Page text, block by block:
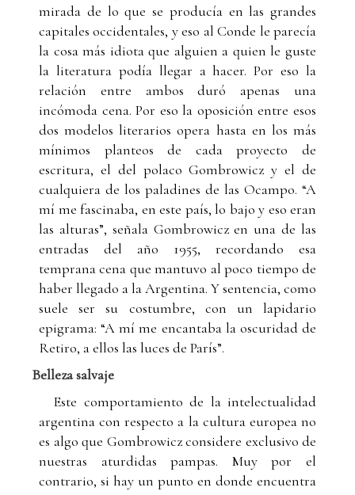
mirada de lo que se producía en las grandes
capitales occidentales, y eso al Conde le parecía
la cosa más idiota que alguien a quien le guste
la literatura podía llegar a hacer. Por eso la
relación entre ambos duró apenas una
incómoda cena. Por eso la oposición entre esos
dos modelos literarios opera hasta en los más
mínimos planteos de cada proyecto de
escritura, el del polaco Gombrowicz y el de
cualquiera de los paladines de las Ocampo. “A
mí me fascinaba, en este país, lo bajo y eso eran
las alturas”, señala Gombrowicz en una de las
entradas del año 1955, recordando esa
temprana cena que mantuvo al poco tiempo de
haber llegado a la Argentina. Y sentencia, como
suele ser su costumbre, con un lapidario
epigrama: “A mí me encantaba la oscuridad de
Retiro, a ellos las luces de París”.
Belleza salvaje
Este comportamiento de la intelectualidad
argentina con respecto a la cultura europea no
es algo que Gombrowicz considere exclusivo de
nuestras aturdidas pampas. Muy por el
contrario, si hay un punto en donde encuentra